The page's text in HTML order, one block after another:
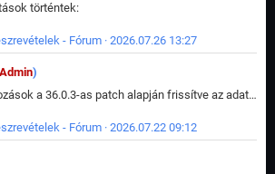
történtek:
- Fórum · 2026.07.26 13:27
Admin)
Kártya változások a 36.0.3-as patch alapján frissítve az adatbázisban (képek is cserélve).
- Fórum · 2026.07.22 09:12